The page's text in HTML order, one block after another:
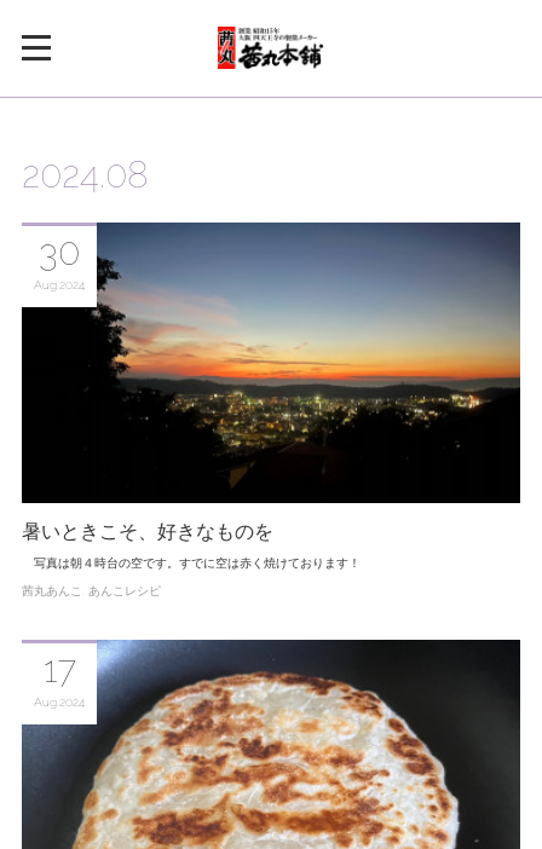
2024.08
暑いときこそ、好きなものを
写真は朝４時台の空です。すでに空は赤く焼けております！
30
Aug 2024
茜丸あんこ あんこレシピ
17
Aug 2024